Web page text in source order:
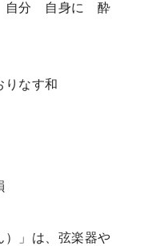
自分 自身に 酔
なす和
）」は、弦楽器や